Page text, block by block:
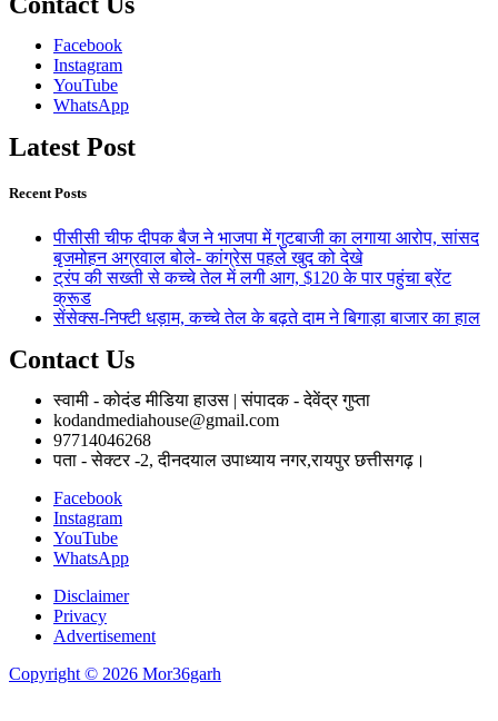
Facebook
Instagram
YouTube
WhatsApp
Latest Post
Recent Posts
पीसीसी चीफ दीपक बैज ने भाजपा में गुटबाजी का लगाया आरोप, सांसद
बृजमोहन अग्रवाल बोले- कांग्रेस पहले खुद को देखे
ट्रंप की सख्ती से कच्चे तेल में लगी आग, $120 के पार पहुंचा ब्रेंट
क्रूड
सेंसेक्स-निफ्टी धड़ाम, कच्चे तेल के बढ़ते दाम ने बिगाड़ा बाजार का हाल
Contact Us
स्वामी - कोदंड मीडिया हाउस | संपादक - देवेंद्र गुप्ता
kodandmediahouse@gmail.com
97714046268
पता - सेक्टर -2, दीनदयाल उपाध्याय नगर,रायपुर छत्तीसगढ़।
Facebook
Instagram
YouTube
WhatsApp
Disclaimer
Privacy
Advertisement
Copyright © 2026 Mor36garh